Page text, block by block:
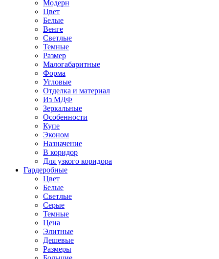
Модерн
Цвет
Белые
Венге
Светлые
Темные
Размер
Малогабаритные
Форма
Угловые
Отделка и материал
Из МДФ
Зеркальные
Особенности
Купе
Эконом
Назначение
В коридор
Для узкого коридора
Гардеробные
Цвет
Белые
Светлые
Серые
Темные
Цена
Элитные
Дешевые
Размеры